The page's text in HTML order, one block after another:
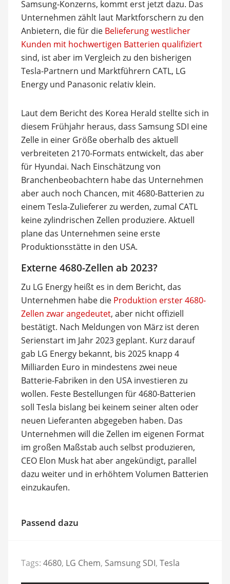
Samsung-Konzerns, kommt erst jetzt dazu. Das
Unternehmen zählt laut Marktforschern zu den
Anbietern, die für die Belieferung westlicher
Kunden mit hochwertigen Batterien qualifiziert
sind, ist aber im Vergleich zu den bisherigen
Tesla-Partnern und Marktführern CATL, LG
Energy und Panasonic relativ klein.
Laut dem Bericht des Korea Herald stellte sich in
diesem Frühjahr heraus, dass Samsung SDI eine
Zelle in einer Größe oberhalb des aktuell
verbreiteten 2170-Formats entwickelt, das aber
für Hyundai. Nach Einschätzung von
Branchenbeobachtern habe das Unternehmen
aber auch noch Chancen, mit 4680-Batterien zu
einem Tesla-Zulieferer zu werden, zumal CATL
keine zylindrischen Zellen produziere. Aktuell
plane das Unternehmen seine erste
Produktionsstätte in den USA.
Externe 4680-Zellen ab 2023?
Zu LG Energy heißt es in dem Bericht, das
Unternehmen habe die Produktion erster 4680-
Zellen zwar angedeutet, aber nicht offiziell
bestätigt. Nach Meldungen von März ist deren
Serienstart im Jahr 2023 geplant. Kurz darauf
gab LG Energy bekannt, bis 2025 knapp 4
Milliarden Euro in mindestens zwei neue
Batterie-Fabriken in den USA investieren zu
wollen. Feste Bestellungen für 4680-Batterien
soll Tesla bislang bei keinem seiner alten oder
neuen Lieferanten abgegeben haben. Das
Unternehmen will die Zellen im eigenen Format
im großen Maßstab auch selbst produzieren,
CEO Elon Musk hat aber angekündigt, parallel
dazu weiter und in erhöhtem Volumen Batterien
einzukaufen.
Passend dazu
Tags: 4680, LG Chem, Samsung SDI, Tesla